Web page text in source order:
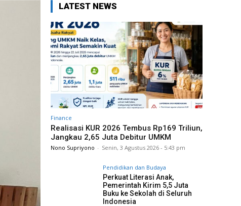
LATEST NEWS
Finance
Realisasi KUR 2026 Tembus Rp169 Triliun,
Jangkau 2,65 Juta Debitur UMKM
Nono Supriyono - Senin, 3 Agustus 2026 - 5:43 pm
Pendidikan dan Budaya
Perkuat Literasi Anak,
Pemerintah Kirim 5,5 Juta
Buku ke Sekolah di Seluruh
Indonesia